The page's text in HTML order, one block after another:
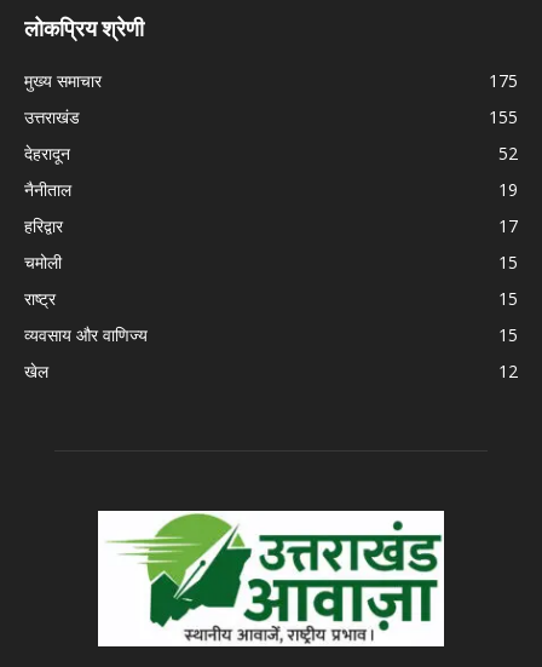
लोकप्रिय श्रेणी
मुख्य समाचार
175
उत्तराखंड
155
देहरादून
52
नैनीताल
19
हरिद्वार
17
चमोली
15
राष्ट्र
15
व्यवसाय और वाणिज्य
15
खेल
12